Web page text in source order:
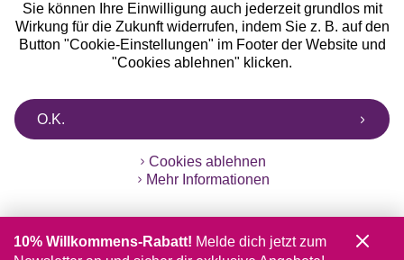
Sie können Ihre Einwilligung auch jederzeit grundlos mit
Wirkung für die Zukunft widerrufen, indem Sie z. B. auf den
Button "Cookie-Einstellungen" im Footer der Website und
"Cookies ablehnen" klicken.
O.K.
Cookies ablehnen
Mehr Informationen
10% Willkommens-Rabatt! Melde dich jetzt zum